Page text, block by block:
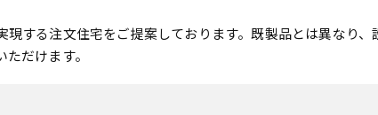
する注文住宅をご提案しております。既製品とは異なり、
だけます。